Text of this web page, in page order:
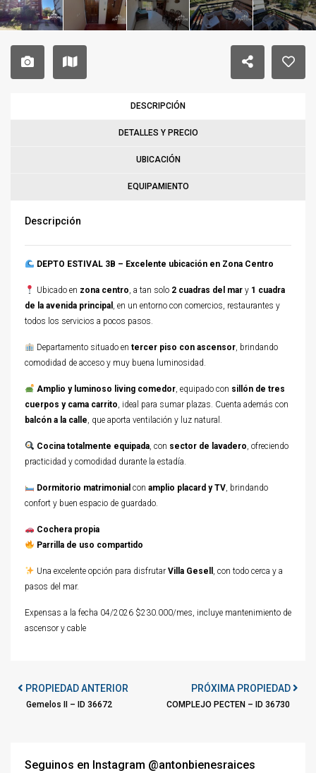
DESCRIPCIÓN
DETALLES Y PRECIO
UBICACIÓN
EQUIPAMIENTO
Descripción
DEPTO ESTIVAL 3B – Excelente ubicación en Zona Centro
Ubicado en zona centro, a tan solo 2 cuadras del mary 1 cuadra
de la avenida principal , en un entorno con comercios, restaurantes y
todos los servicios a pocos pasos.
Departamento situado en tercer piso con ascensor, brindando
comodidad de acceso y muy buena luminosidad.
Amplio y luminoso living comedor, equipado con sillón de tres
cuerpos y cama carrito, ideal para sumar plazas. Cuenta además con
balcón a la calle, que aporta ventilación y luz natural.
Cocina totalmente equipada, con sector de lavadero, ofreciendo
practicidad y comodidad durante la estadía.
Dormitorio matrimonial con amplio placard y TV, brindando
confort y buen espacio de guardado.
Cochera propia
Parrilla de uso compartido
Una excelente opción para disfrutar Villa Gesell , con todo cerca y a
pasos del mar.
Expensas a la fecha 04/2026 $230.000/mes, incluye mantenimiento de
ascensor y cable
PROPIEDAD ANTERIOR
Gemelos II – ID 36672
PRÓXIMA PROPIEDAD
COMPLEJO PECTEN – ID 36730
Seguinos en Instagram @antonbienesraices